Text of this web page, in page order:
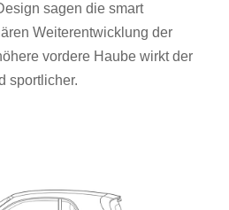
sagen die smart
Weiterentwicklung der
vordere Haube wirkt der
sportlicher.